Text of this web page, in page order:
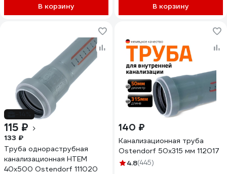
В корзину В корзину
115 ₽
133 ₽
Труба однораструбная
канализационная HTEM
40х500 Ostendorf 111020
140 ₽
Канализационная труба
Ostendorf 50х315 мм 112017
4.8(445)